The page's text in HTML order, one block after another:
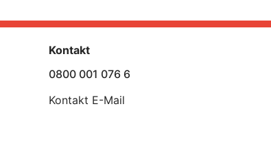
Kontakt
0800 001 076 6
Kontakt E-Mail